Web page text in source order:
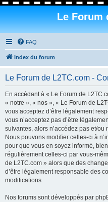
Le Forum
FAQ
Index du forum
Le Forum de L2TC.com -
En accédant à « Le Forum de
« notre », « nos », « Le Forum de
vous acceptez d’être légalement
vous n’acceptez pas d’être
suivantes, alors n’accédez pas et/ou
Nous pouvons modifier celles-ci à
pour que vous en soyez informé,
régulièrement celles-ci par vous-
de L2TC.com » alors que des
d’être légalement responsable des
modifications.
Nos forums sont développés par